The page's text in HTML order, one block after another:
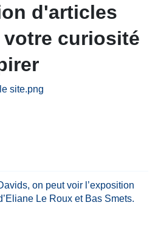
d'articles
curiosité